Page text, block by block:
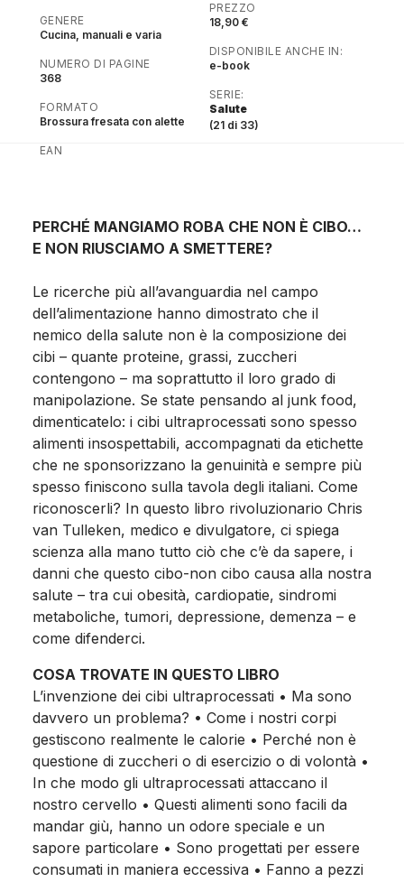
GENERE
Cucina, manuali e varia
NUMERO DI PAGINE
368
FORMATO
Brossura fresata con alette
EAN
PREZZO
18,90 €
DISPONIBILE ANCHE IN:
e-book
SERIE:
Salute
(21 di 33)
PERCHÉ MANGIAMO ROBA CHE NON È CIBO…
E NON RIUSCIAMO A SMETTERE?
Le ricerche più all’avanguardia nel campo
dell’alimentazione hanno dimostrato che il
nemico della salute non è la composizione dei
cibi – quante proteine, grassi, zuccheri
contengono – ma soprattutto il loro grado di
manipolazione. Se state pensando al junk food,
dimenticatelo: i cibi ultraprocessati sono spesso
alimenti insospettabili, accompagnati da etichette
che ne sponsorizzano la genuinità e sempre più
spesso finiscono sulla tavola degli italiani. Come
riconoscerli? In questo libro rivoluzionario Chris
van Tulleken, medico e divulgatore, ci spiega
scienza alla mano tutto ciò che c’è da sapere, i
danni che questo cibo-non cibo causa alla nostra
salute – tra cui obesità, cardiopatie, sindromi
metaboliche, tumori, depressione, demenza – e
come difenderci.
COSA TROVATE IN QUESTO LIBRO
L’invenzione dei cibi ultraprocessati • Ma sono
davvero un problema? • Come i nostri corpi
gestiscono realmente le calorie • Perché non è
questione di zuccheri o di esercizio o di volontà •
In che modo gli ultraprocessati attaccano il
nostro cervello • Questi alimenti sono facili da
mandar giù, hanno un odore speciale e un
sapore particolare • Sono progettati per essere
consumati in maniera eccessiva • Fanno a pezzi